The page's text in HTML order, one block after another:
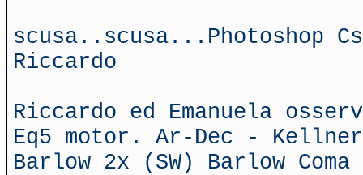
scusa..scusa...Photoshop Cs
Riccardo
Riccardo ed Emanuela
Eq5 motor. Ar-Dec -
Barlow 2x (SW) Barlow